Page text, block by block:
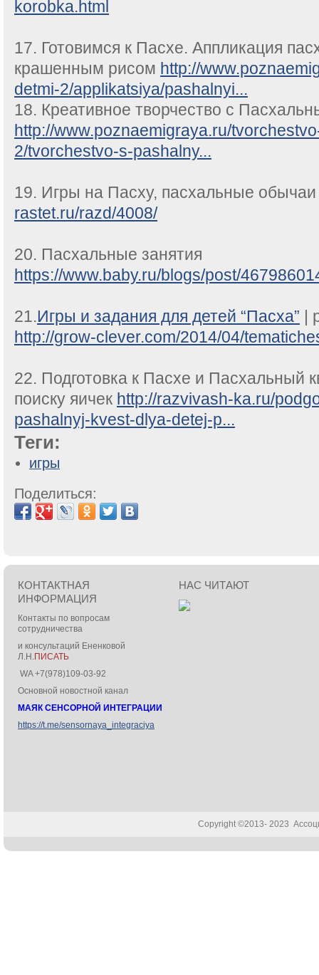
korobka.html
17. Готовимся к Пасхе. Аппликация
крашенным рисом http://
detmi-2/applikatsiya/pashalnyi...
18. Креативное творчество с
http://www.poznaemigraya.ru/
2/tvorchestvo-s-pashalny...
19. Игры на Пасху, пасхальные
rastet.ru/razd/4008/
20. Пасхальные занятия
https://www.baby.ru/blogs/post/
21.Игры и задания для детей “Пасха” |
http://grow-clever.com/2014/04/
22. Подготовка к Пасхе и Пасхальный
поиску яичек http://razvivash-ka.ru/
pashalnyj-kvest-dlya-detej-p...
Теги:
игры
Поделиться:
КОНТАКТНАЯ
ИНФОРМАЦИЯ
Контакты по вопросам
сотрудничества
и консультаций Ененковой
Л.Н.ПИСАТЬ
WA +7(978)109-03-92
Основной новостной канал
МАЯК СЕНСОРНОЙ ИНТЕГРАЦИИ
https://t.me/sensornaya_integraciya
НАС ЧИТАЮТ
Copyright ©2013- 2023